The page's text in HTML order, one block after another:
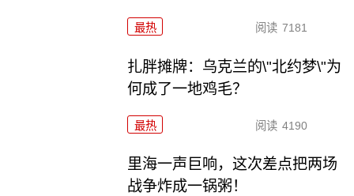
最热 阅读 7181
扎胖摊牌：乌克兰的\"北约梦\"为
何成了一地鸡毛？
最热 阅读 4190
里海一声巨响，这次差点把两场
战争炸成一锅粥！